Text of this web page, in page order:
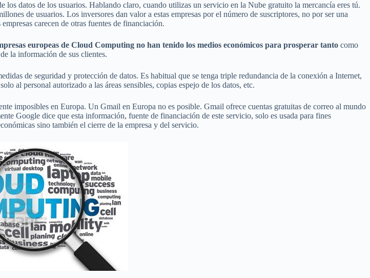
datos de los usuarios. Hablando claro, cuando utilizas un servicio en la Nube gratuito la mercancía eres tú.
de usuarios. Los inversores dan valor a estas empresas por el número de suscriptores, no por ser una
carecen de otras fuentes de financiación.
europeas de Cloud Computing no han tenido los medios económicos para prosperar tanto como
la información de sus clientes.
de seguridad y protección de datos. Es habitual que se tenga triple redundancia de la conexión a Internet,
al personal autorizado a las áreas sensibles, copias espejo de los datos, etc.
imposibles en Europa. Un Gmail en Europa no es posible. Gmail ofrece cuentas gratuitas de correo al mundo
Google dice que esta información, fuente de financiación de este servicio, solo es usada para fines
sino también el cierre de la empresa y del servicio.